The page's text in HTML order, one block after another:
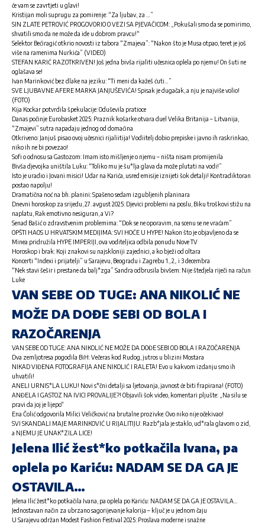
će vam se zavrtjeti u glavi!
Kristijan moli suprugu za pomirenje: “Za ljubav, za …”
SIN ZLATE PETROVIĆ PROGOVORIO O VEZI SA PJEVAČICOM: „Pokušali smo da se pomirimo,
shvatili smo da ne može da ide u dobrom pravcu!“
Selektor Bećiragić otkrio novosti iz tabora “Zmajeva”: “Nakon što je Musa otpao, teret je još
više na ramenima Nurkića” (VIDEO)
STEFAN KARIĆ RAZOTKRIVEN! Još jedna bivša rijaliti učesnica oplela po njemu! On šuti ne
oglašava se!
Ivan Marinković bez dlake na jeziku: “Ti meni da kažeš ćuti…”
SVE LJUBAVNE AFERE MARKA JANJUŠEVIĆA! Spisak je dugačak, a nju je najviše volio!
(FOTO)
Kija Kockar potvrdila špekulacije: Oduševila pratioce
Danas počinje Eurobasket 2025: Praznik košarke otvara duel Velika Britanija – Litvanija,
“Zmajevi” sutra napadaju jednog od domaćina
Otkriveno: Janjuš pisao ovoj učesnici rijaliitija! Vodiitelj dobio prepiske i javno ih raskrinkao,
niko ih ne bi povezao!
Sofi o odnosu sa Gastozom: Imam isto mišljenje o njemu – ništa nisam promijenila
Bivša djevojka uništila Luku: “Toliko mu je šu*lja glava da može plutati na vodi!”
Isto je uradio i Jovani misici! Udar na Karića, usred emisije iznijeti šok detalji! Kontradiktoran
postao napolju!
Dramatična noć na bh. planini: Spašeno sedam izgubljenih planinara
Dnevni horoskop za srijedu, 27. avgust 2025: Djevici problemi na poslu, Biku troškovi stižu na
naplatu, Rak emotivno nesiguran, a Vi?
Senad Bašić o zdravstvenim problemima: “Dok se ne oporavim, na scenu se ne vraćam”
OPŠTI HAOS U HRVATSKIM MEDIJIMA: SVI HOĆE U HYPE! Nakon što je objavljeno da se
Minea pridružila HYPE IMPERIJI, ova voditeljica odbila ponudu Nove TV
Horoskop i brak: Koji znakovi su najskloniji zajednici, a ko bježi od oltara
Koncerti “Indexi i prijatelji” u Sarajevu, Beogradu i Zagrebu 1., 2,. i 3 decembra
“Nek stavi šešir i prestane da balj*zga” Sandra odbrusila bivšem: Nije štedjela riječi na račun
Luke
VAN SEBE OD TUGE: ANA NIKOLIĆ NE
MOŽE DA DOĐE SEBI OD BOLA I
RAZOČARENJA
VAN SEBE OD TUGE: ANA NIKOLIĆ NE MOŽE DA DOĐE SEBI OD BOLA I RAZOČARENJA
Dva zemljotresa pogodila BiH: Večeras kod Rudog, jutros u blizini Mostara
NIKAD VIĐENA FOTOGRAFIJA ANE NIKOLIĆ I RALETA! Evo u kakvom izdanju smo ih
uhvatili!
ANELI URNIS*LA LUKU! Novi s*čni detalji sa ljetovanja, javnost će biti frapirana! (FOTO)
ANĐELA I GASTOZ NA IVICI PROVALIJE?! Objavili šok video, komentari pljušte: „Na silu se
pravi da joj je lijepo“
Ena Čolić odgovorila Milici Veličković na brutalne prozivke: Ovo niko nije očekivao!
SVI SKANDALI MAJE MARINKOVIĆ U RIJALITIJU: Razb*jala je staklo, ud*rala glavom o zid,
a NJEMU JE UNAK*ZILA LICE!
Jelena Ilić žest*ko potkačila Ivana, pa
oplela po Kariću: NADAM SE DA GA JE
OSTAVILA…
Jelena Ilić žest*ko potkačila Ivana, pa oplela po Kariću: NADAM SE DA GA JE OSTAVILA…
Jednostavan način za ubrzano sagorijevanje kalorija – ključ je u jednom čaju
U Sarajevu održan Modest Fashion Festival 2025: Proslava moderne i snažne